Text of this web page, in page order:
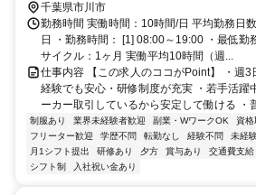
千葉県市川市
勤務時間 実働時間：10時間/日 平均勤務日
日 ・勤務時間： [1] 08:00～19:00 ・最低勤
サイクル：1ヶ月 実働平均10時間（週...
仕事内容 【この求人のココがPoint】 ・週3
経験でも安心・研修制度が充実 ・若手活躍
ーカー取引しているから安定して働ける ・
制服あり 業界未経験者歓迎 副業・WワークOK
資格
フリーター歓迎
学歴不問 転勤なし 経験不問 未経
月1シフト提出
研修あり 夕方 賞与あり 交通費支給
シフト制
入社祝い金あり